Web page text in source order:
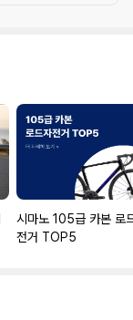
시마노 105급 카본 로
전거 TOP5